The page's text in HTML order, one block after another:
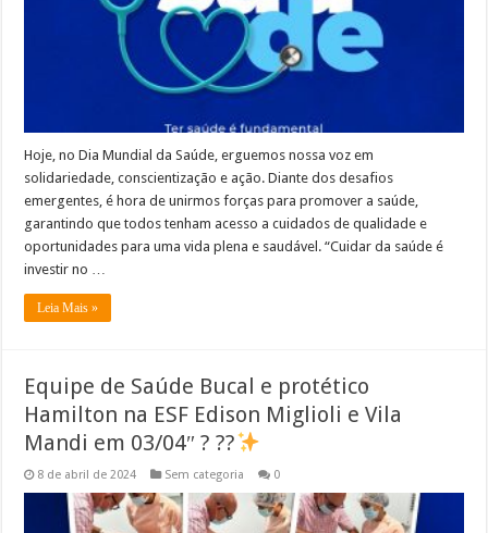
Hoje, no Dia Mundial da Saúde, erguemos nossa voz em
solidariedade, conscientização e ação. Diante dos desafios
emergentes, é hora de unirmos forças para promover a saúde,
garantindo que todos tenham acesso a cuidados de qualidade e
oportunidades para uma vida plena e saudável. “Cuidar da saúde é
investir no …
Leia Mais »
Equipe de Saúde Bucal e protético
Hamilton na ESF Edison Miglioli e Vila
Mandi em 03/04″ ? ??
8 de abril de 2024 Sem categoria 0